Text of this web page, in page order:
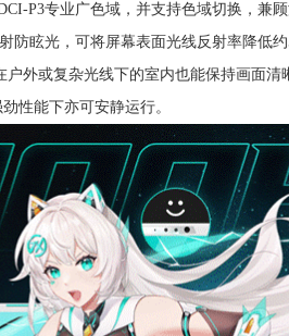
P3专业广色域，并支持色域切换，兼
防眩光，可将屏幕表面光线反射率降低
户外或复杂光线下的室内也能保持画面
性能下亦可安静运行。